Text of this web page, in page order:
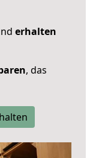
erhalten
, das